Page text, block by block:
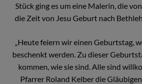
Stück ging es um eine Malerin, die
die Zeit von Jesu Geburt nach
„Heute feiern wir einen Geburtstag,
beschenkt werden. Zu dieser
kommen, wie sie sind. Alle sind
Pfarrer Roland Kelber die